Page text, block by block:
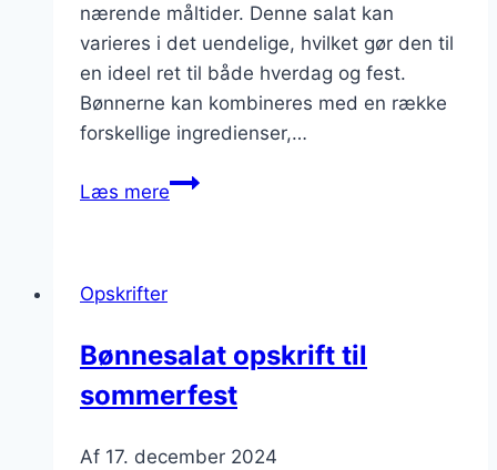
nærende måltider. Denne salat kan
varieres i det uendelige, hvilket gør den til
en ideel ret til både hverdag og fest.
Bønnerne kan kombineres med en række
forskellige ingredienser,…
Læs mereBønnesalat
Opskrifter
Bønnesalat opskrift til
sommerfest
Af 17. december 2024